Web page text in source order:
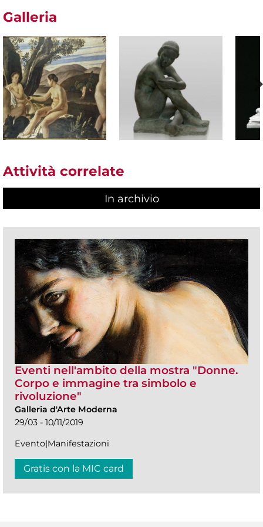
Galleria
Attività correlate
In archivio
Eventi nell'ambito della mostra "Donne.
Corpo e immagine tra simbolo e
rivoluzione"
Galleria d'Arte Moderna
29/03 - 10/11/2019
Evento|Manifestazioni
Gratis con la MIC card